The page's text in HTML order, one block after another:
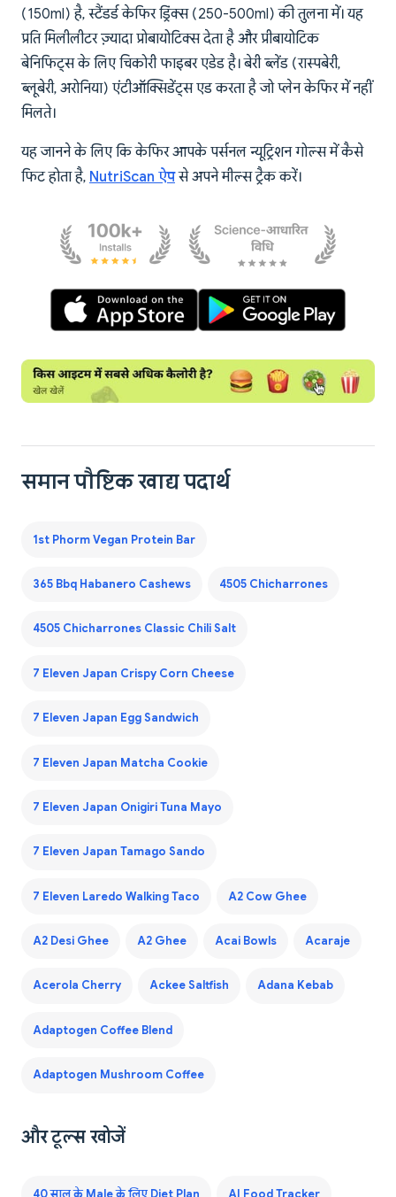
(150ml) है, स्टैंडर्ड केफिर ड्रिंक्स (250-500ml) की तुलना में। यह
प्रति मिलीलीटर ज़्यादा प्रोबायोटिक्स देता है और प्रीबायोटिक
बेनिफिट्स के लिए चिकोरी फाइबर एडेड है। बेरी ब्लेंड (रास्पबेरी,
ब्लूबेरी, अरोनिया) एंटीऑक्सिडेंट्स एड करता है जो प्लेन केफिर में नहीं
मिलते।
यह जानने के लिए कि केफिर आपके पर्सनल न्यूट्रिशन गोल्स में कैसे
फिट होता है, NutriScan ऐपसे अपने मील्स ट्रैक करें।
समान पौष्टिक खाद्य पदार्थ
1st Phorm Vegan Protein Bar
365 Bbq Habanero Cashews 4505 Chicharrones
4505 Chicharrones Classic Chili Salt
7 Eleven Japan Crispy Corn Cheese
7 Eleven Japan Egg Sandwich
7 Eleven Japan Matcha Cookie
7 Eleven Japan Onigiri Tuna Mayo
7 Eleven Japan Tamago Sando
7 Eleven Laredo Walking Taco A2 Cow Ghee
A2 Desi Ghee A2 Ghee Acai Bowls Acaraje
Acerola Cherry Ackee Saltfish Adana Kebab
Adaptogen Coffee Blend
Adaptogen Mushroom Coffee
और टूल्स खोजें
40 साल के Male के लिए Diet Plan AI Food Tracker